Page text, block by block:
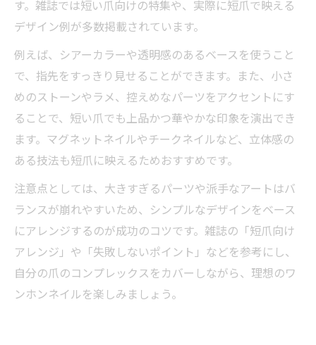
す。雑誌では短い爪向けの特集や、実際に短爪で映える
デザイン例が多数掲載されています。
例えば、シアーカラーや透明感のあるベースを使うこと
で、指先をすっきり見せることができます。また、小さ
めのストーンやラメ、控えめなパーツをアクセントにす
ることで、短い爪でも上品かつ華やかな印象を演出でき
ます。マグネットネイルやチークネイルなど、立体感の
ある技法も短爪に映えるためおすすめです。
注意点としては、大きすぎるパーツや派手なアートはバ
ランスが崩れやすいため、シンプルなデザインをベース
にアレンジするのが成功のコツです。雑誌の「短爪向け
アレンジ」や「失敗しないポイント」などを参考にし、
自分の爪のコンプレックスをカバーしながら、理想のワ
ンホンネイルを楽しみましょう。